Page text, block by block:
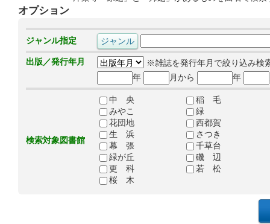
オプション
ジャンル指定
出版／発行年月
※雑誌を発行年月で絞り込み検
年
月から 年
検索対象図書館
中 央
稲 毛
みやこ
緑
花団地
西都賀
生 浜
さつき
幕 張
千草台
緑が丘
磯 辺
更 科
若 松
桜 木